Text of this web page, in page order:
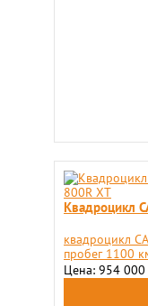
Квадроцикл
квадроцикл
пробег 1100
Цена: 954 000